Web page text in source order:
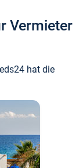
Vermieter
hat die